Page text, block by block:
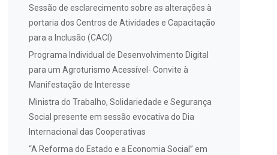
Sessão de esclarecimento sobre as alterações à
portaria dos Centros de Atividades e Capacitação
para a Inclusão (CACI)
Programa Individual de Desenvolvimento Digital
para um Agroturismo Acessível- Convite à
Manifestação de Interesse
Ministra do Trabalho, Solidariedade e Segurança
Social presente em sessão evocativa do Dia
Internacional das Cooperativas
“A Reforma do Estado e a Economia Social” em